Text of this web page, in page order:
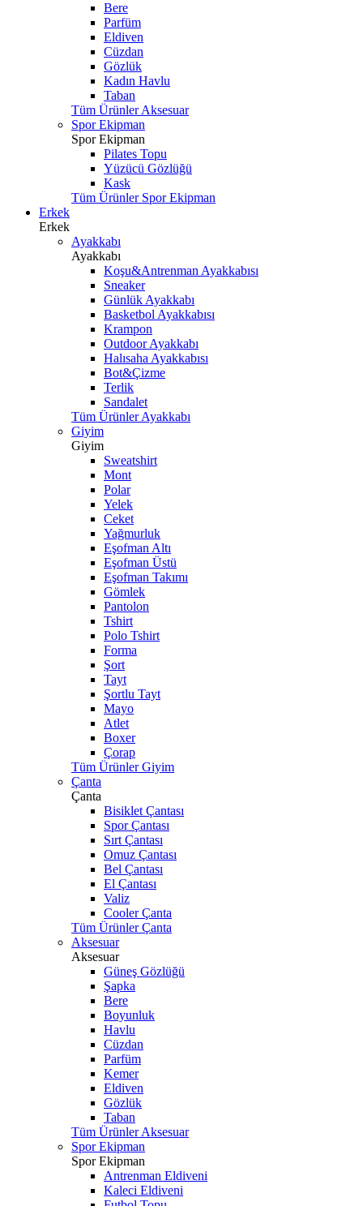
Bere
Parfüm
Eldiven
Cüzdan
Gözlük
Kadın Havlu
Taban
Tüm Ürünler Aksesuar
Spor Ekipman
Spor Ekipman
Pilates Topu
Yüzücü Gözlüğü
Kask
Tüm Ürünler Spor Ekipman
Erkek
Erkek
Ayakkabı
Ayakkabı
Koşu&Antrenman Ayakkabısı
Sneaker
Günlük Ayakkabı
Basketbol Ayakkabısı
Krampon
Outdoor Ayakkabı
Halısaha Ayakkabısı
Bot&Çizme
Terlik
Sandalet
Tüm Ürünler Ayakkabı
Giyim
Giyim
Sweatshirt
Mont
Polar
Yelek
Ceket
Yağmurluk
Eşofman Altı
Eşofman Üstü
Eşofman Takımı
Gömlek
Pantolon
Tshirt
Polo Tshirt
Forma
Şort
Tayt
Şortlu Tayt
Mayo
Atlet
Boxer
Çorap
Tüm Ürünler Giyim
Çanta
Çanta
Bisiklet Çantası
Spor Çantası
Sırt Çantası
Omuz Çantası
Bel Çantası
El Çantası
Valiz
Cooler Çanta
Tüm Ürünler Çanta
Aksesuar
Aksesuar
Güneş Gözlüğü
Şapka
Bere
Boyunluk
Havlu
Cüzdan
Parfüm
Kemer
Eldiven
Gözlük
Taban
Tüm Ürünler Aksesuar
Spor Ekipman
Spor Ekipman
Antrenman Eldiveni
Kaleci Eldiveni